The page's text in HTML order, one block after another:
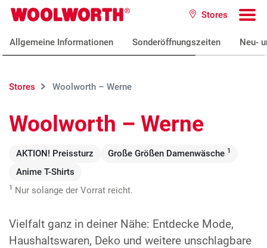
Zum Hauptinhalt
Woolworth GmbH Stores
Allgemeine Informationen Sonderöffnungszeiten Neu-
Stores Woolworth – Werne
Woolworth – Werne
AKTION! Preissturz Große Größen Damenwäsche 1
Anime T-Shirts
1 Nur solange der Vorrat reicht.
Vielfalt ganz in deiner Nähe: Entdecke Mode,
Haushaltswaren, Deko und weitere unschlagbare